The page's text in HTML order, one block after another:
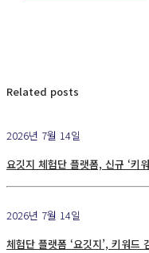
Related posts
2026년 7월 14일
요깃지 체험단 플랫폼, 신규 ‘키
2026년 7월 14일
체험단 플랫폼 ‘요깃지’, 키워드